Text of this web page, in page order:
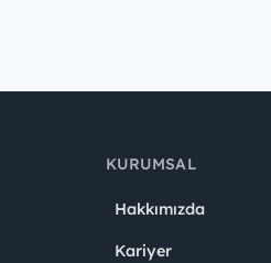
KURUMSAL
Hakkımızda
Kariyer